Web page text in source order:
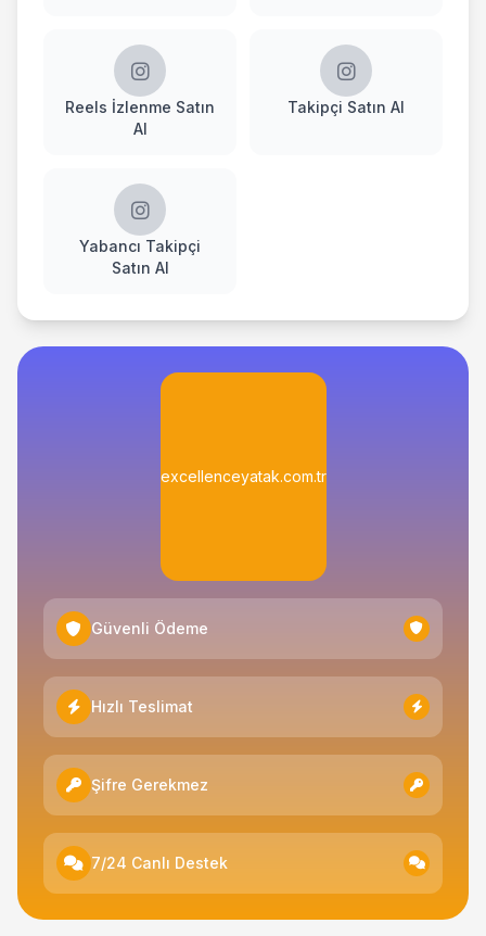
Reels İzlenme Satın
Al
Takipçi Satın Al
Yabancı Takipçi
Satın Al
excellenceyatak.com.tr
Güvenli Ödeme
Hızlı Teslimat
Şifre Gerekmez
7/24 Canlı Destek